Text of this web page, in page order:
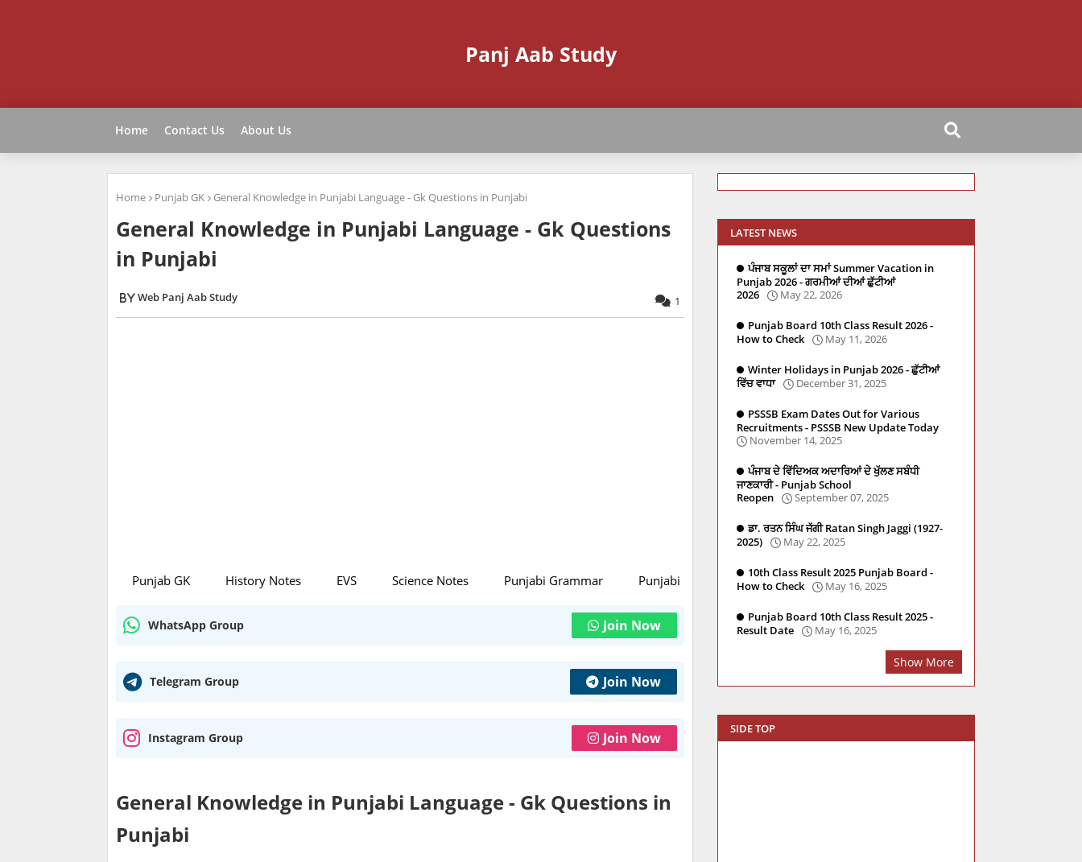
Panj Aab Study
Home Contact Us About Us
Home Punjab GK General Knowledge in Punjabi Language - Gk Questions in Punjabi
General Knowledge in Punjabi Language - Gk Questions
in Punjabi
Web Panj Aab Study 1
Punjab GK History Notes EVS Science Notes Punjabi Grammar Punjabi Litrature Social Studies PSTET
WhatsApp Group Join Now
Telegram Group Join Now
Instagram Group Join Now
General Knowledge in Punjabi Language - Gk Questions in
Punjabi
LATEST NEWS
ਪੰਜਾਬ ਸਕੂਲਾਂ ਦਾ ਸਮਾਂ Summer Vacation in
Punjab 2026 - ਗਰਮੀਆਂ ਦੀਆਂ ਛੁੱਟੀਆਂ
2026
May 22, 2026
Punjab Board 10th Class Result 2026 -
How to Check
May 11, 2026
Winter Holidays in Punjab 2026 - ਛੁੱਟੀਆਂ
ਵਿੱਚ ਵਾਧਾ
December 31, 2025
PSSSB Exam Dates Out for Various
Recruitments - PSSSB New Update Today
November 14, 2025
ਪੰਜਾਬ ਦੇ ਵਿੱਦਿਅਕ ਅਦਾਰਿਆਂ ਦੇ ਖੁੱਲਣ ਸਬੰਧੀ
ਜਾਣਕਾਰੀ - Punjab School
Reopen
September 07, 2025
ਡਾ. ਰਤਨ ਸਿੰਘ ਜੱਗੀ Ratan Singh Jaggi (1927-
2025)
May 22, 2025
10th Class Result 2025 Punjab Board -
How to Check
May 16, 2025
Punjab Board 10th Class Result 2025 -
Result Date
May 16, 2025
Show More
SIDE TOP